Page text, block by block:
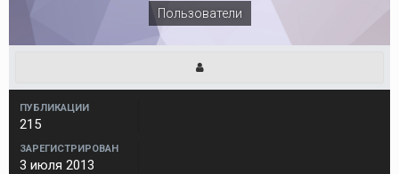
Пользователи
ПУБЛИКАЦИИ
215
ЗАРЕГИСТРИРОВАН
3 июля 2013